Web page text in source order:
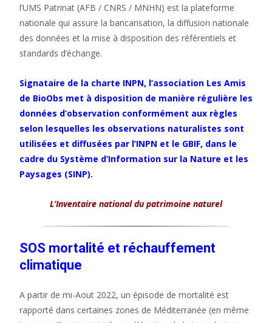
l’UMS Patrinat (AFB / CNRS / MNHN) est la plateforme
nationale qui assure la bancarisation, la diffusion nationale
des données et la mise à disposition des référentiels et
standards d’échange.
Signataire de la charte INPN, l’association Les Amis
de BioObs met à disposition de manière régulière les
données d’observation conformément aux règles
selon lesquelles les observations naturalistes sont
utilisées et diffusées par l’INPN et le GBIF, dans le
cadre du Système d’Information sur la Nature et les
Paysages (SINP).
L’Inventaire national du patrimoine naturel
SOS mortalité et réchauffement
climatique
A partir de mi-Aout 2022, un épisode de mortalité est
rapporté dans certaines zones de Méditerranée (en même